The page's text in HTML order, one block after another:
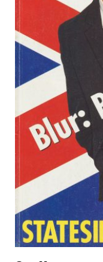
Quelle est ta
Le numéro “Love
de Boy George en
le tout signé Thomas
merveille le message
l’édition, et j’ai envie
meilleurs coups de
montée de la droite
lectorat, a toujours
serait vue comme un
Qu’est ce
magazine,